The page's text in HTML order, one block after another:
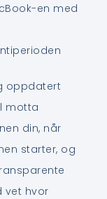
en med
oppdatert
motta
din, når
starter, og
vet hvor